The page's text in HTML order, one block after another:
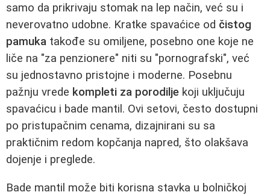
samo da prikrivaju stomak na lep način, već su i
neverovatno udobne. Kratke spavaćice od čistog
pamuka takođe su omiljene, posebno one koje ne
liče na "za penzionere" niti su "pornografski", već
su jednostavno pristojne i moderne. Posebnu
pažnju vrede kompleti za porodilje koji uključuju
spavaćicu i bade mantil. Ovi setovi, često dostupni
po pristupačnim cenama, dizajnirani su sa
praktičnim redom kopčanja napred, što olakšava
dojenje i preglede.
Bade mantil može biti korisna stavka u bolničkoj